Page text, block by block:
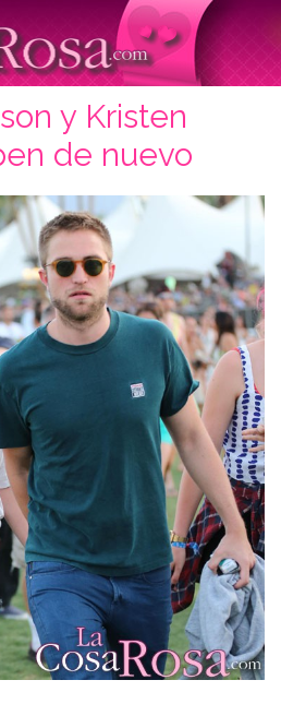
y Kristen
de nuevo